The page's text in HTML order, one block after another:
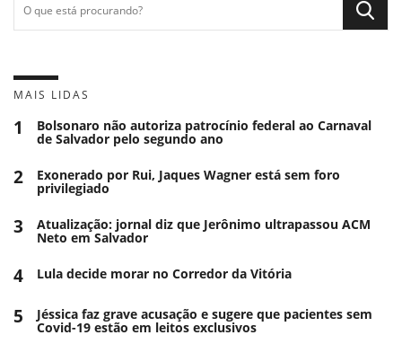
MAIS LIDAS
1 Bolsonaro não autoriza patrocínio federal ao Carnaval
de Salvador pelo segundo ano
2 Exonerado por Rui, Jaques Wagner está sem foro
privilegiado
3 Atualização: jornal diz que Jerônimo ultrapassou ACM
Neto em Salvador
4 Lula decide morar no Corredor da Vitória
5 Jéssica faz grave acusação e sugere que pacientes sem
Covid-19 estão em leitos exclusivos